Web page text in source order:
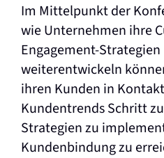
Im Mittelpunkt der
wie Unternehmen ihre
Engagement-
weiterentwickeln
ihren Kunden in
Kundentrends Schritt
Strategien zu
Kundenbindung zu